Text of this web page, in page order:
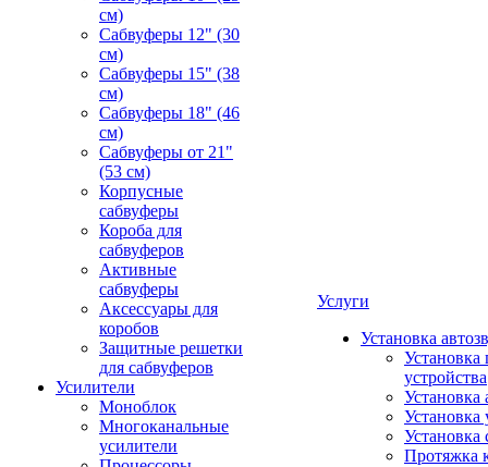
см)
Сабвуферы 12" (30
см)
Сабвуферы 15" (38
см)
Сабвуферы 18" (46
см)
Сабвуферы от 21"
(53 см)
Корпусные
сабвуферы
Короба для
сабвуферов
Активные
сабвуферы
Аксессуары для
коробов
Защитные решетки
для сабвуферов
Усилители
Моноблок
Многоканальные
усилители
Услуги
Установка
Установка
устройства
Установка
Установка
Установка
Протяжка